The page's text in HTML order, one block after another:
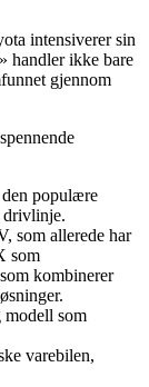
intensiverer sin
handler ikke bare
gjennom
populære
drivlinje.
som allerede har
som
kombinerer
som
varebilen,